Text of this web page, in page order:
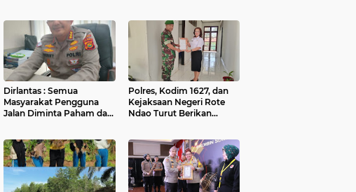
Dirlantas : Semua
Masyarakat Pengguna
Jalan Diminta Paham dan
Polres, Kodim 1627, dan
Kejaksaan Negeri Rote
Ndao Turut Berikan
untuk Ormas Keagamaan